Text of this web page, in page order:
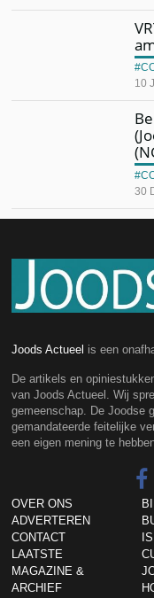
10
30
Joods Actueel is een
De artikels en
van Joods Actueel. Wij
gemeenschap. De Joodse
gemandateerde feitelijke
een eigen mening te
OVER ONS
ADVERTEREN
CONTACT
LAATSTE
MAGAZINE &
ARCHIEF